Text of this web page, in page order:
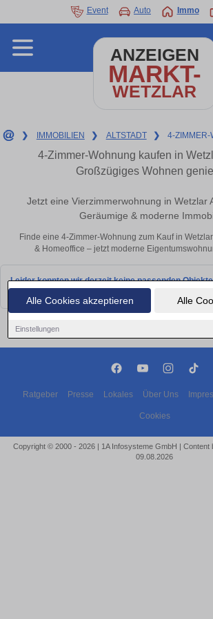
Alle Cookies akzeptieren Alle
Einstellungen
Event Auto Immo
ANZEIGEN
MARKT-
WETZLAR
❯ IMMOBILIEN ❯ ALTSTADT ❯ 4-ZIMMER-
4-Zimmer-Wohnung kaufen in
Großzügiges Wohnen
Jetzt eine Vierzimmerwohnung in Wetzlar
Geräumige & moderne
Finde eine 4-Zimmer-Wohnung zum Kauf in
& Homeoffice – jetzt moderne
Leider konnten wir derzeit keine passenden
Ratgeber Presse Lokales Über Uns
Cookies
Copyright © 2000 - 2026 | 1A Infosysteme GmbH | Content
09.08.2026